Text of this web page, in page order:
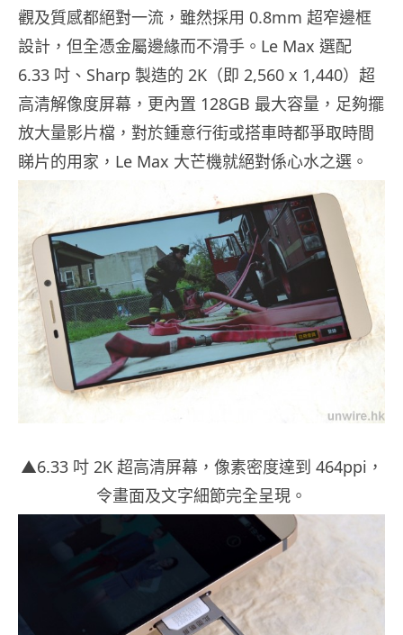
觀及質感都絕對一流，雖然採用 0.8mm 超窄邊框
設計，但全憑金屬邊緣而不滑手。Le Max 選配
6.33 吋、Sharp 製造的 2K（即 2,560 x 1,440）超
高清解像度屏幕，更內置 128GB 最大容量，足夠擺
放大量影片檔，對於鍾意行街或搭車時都爭取時間
睇片的用家，Le Max 大芒機就絕對係心水之選。
▲6.33 吋 2K 超高清屏幕，像素密度達到 464ppi，
令畫面及文字細節完全呈現。